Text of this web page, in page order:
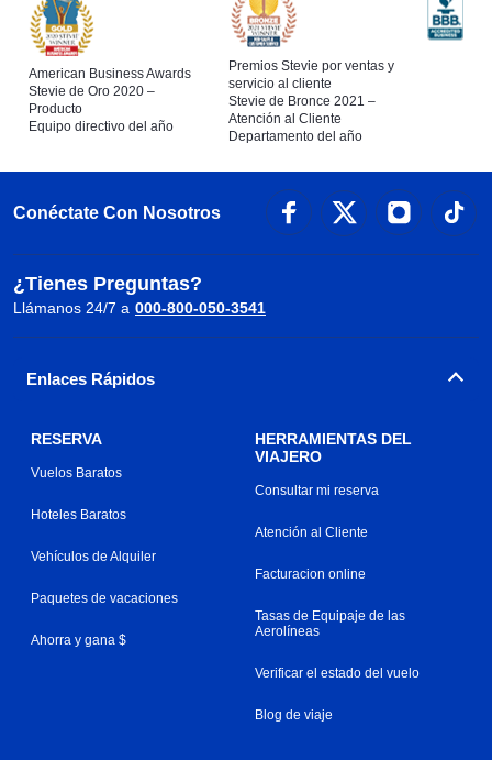
American Business Awards
Stevie de Oro 2020 –
Producto
Equipo directivo del año
Premios Stevie por ventas y
servicio al cliente
Stevie de Bronce 2021 –
Atención al Cliente
Departamento del año
Conéctate Con Nosotros
¿Tienes Preguntas?
Llámanos 24/7 a 000-800-050-3541
Enlaces Rápidos
RESERVA
Vuelos Baratos
Hoteles Baratos
Vehículos de Alquiler
Paquetes de vacaciones
Ahorra y gana $
HERRAMIENTAS DEL
VIAJERO
Consultar mi reserva
Atención al Cliente
Facturacion online
Tasas de Equipaje de las
Aerolíneas
Verificar el estado del vuelo
Blog de viaje